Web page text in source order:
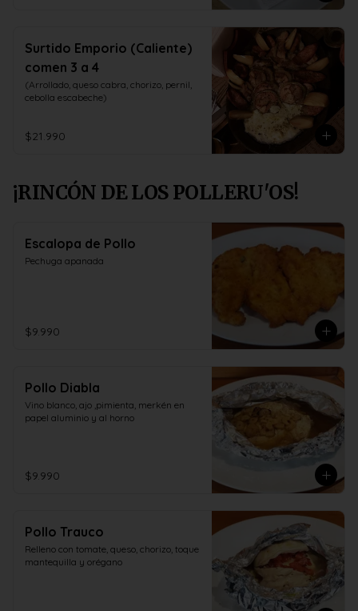
Surtido Emporio (Caliente)
comen 3 a 4
(Arrollado, queso cabra, chorizo, pernil,
cebolla escabeche)
$21.990
¡RINCÓN DE LOS POLLERU'OS!
Escalopa de Pollo
Pechuga apanada
$9.990
Pollo Diabla
Vino blanco, ajo ,pimienta, merkén en
papel aluminio y al horno
$9.990
Pollo Trauco
Relleno con tomate, queso, chorizo, toque
mantequilla y orégano